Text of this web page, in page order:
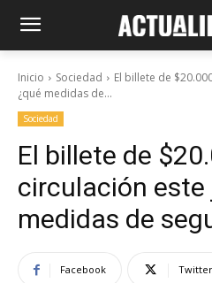
Inicio Sociedad
El billete de
¿qué medidas de...
Sociedad
El billete de
circulación este
medidas de
Facebook Twitter